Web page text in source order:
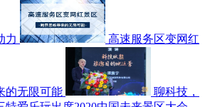
力 高速服务区变网红
无限可能
聊科技，